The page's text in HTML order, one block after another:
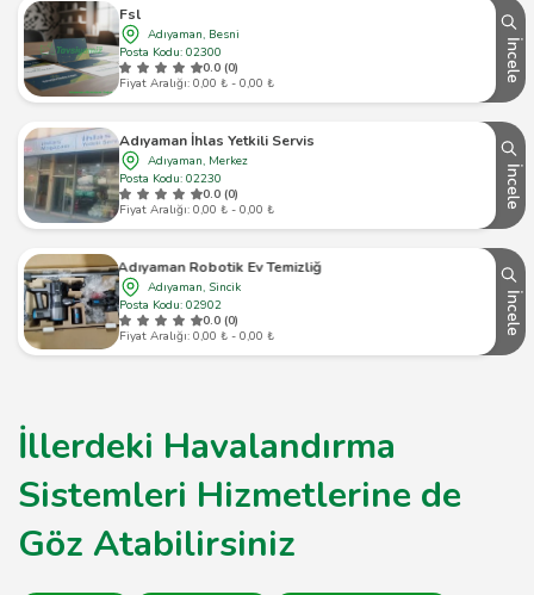
Fsl
Adıyaman, Besni
Posta Kodu: 02300
0.0 (0)
Fiyat Aralığı: 0,00 ₺ - 0,00 ₺
İncele
Adıyaman İhlas Yetkili Servis
Adıyaman, Merkez
Posta Kodu: 02230
0.0 (0)
Fiyat Aralığı: 0,00 ₺ - 0,00 ₺
İncele
Adıyaman Robotik Ev Temizliği
Adıyaman, Sincik
Posta Kodu: 02902
0.0 (0)
Fiyat Aralığı: 0,00 ₺ - 0,00 ₺
İncele
İllerdeki Havalandırma
Sistemleri Hizmetlerine de
Göz Atabilirsiniz